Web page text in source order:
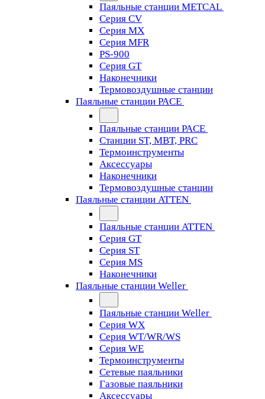
Паяльные станции METCAL
Серия CV
Серия MX
Серия MFR
PS-900
Серия GT
Наконечники
Термовоздушные станции
Паяльные станции PACE
Паяльные станции PACE
Станции ST, MBT, PRC
Термоинструменты
Аксессуары
Наконечники
Термовоздушные станции
Паяльные станции ATTEN
Паяльные станции ATTEN
Серия GT
Серия ST
Серия MS
Наконечники
Паяльные станции Weller
Паяльные станции Weller
Серия WX
Серия WT/WR/WS
Серия WE
Термоинструменты
Сетевые паяльники
Газовые паяльники
Аксессуары